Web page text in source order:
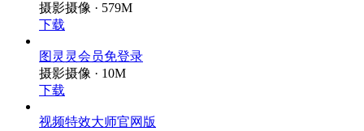
摄影摄像 · 579M
下载
图灵灵会员免登录
摄影摄像 · 10M
下载
视频特效大师官网版